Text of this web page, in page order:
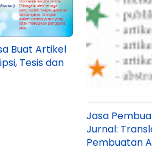
Buat Artikel
Tesis dan
Jasa
Jurnal:
Pembuatan